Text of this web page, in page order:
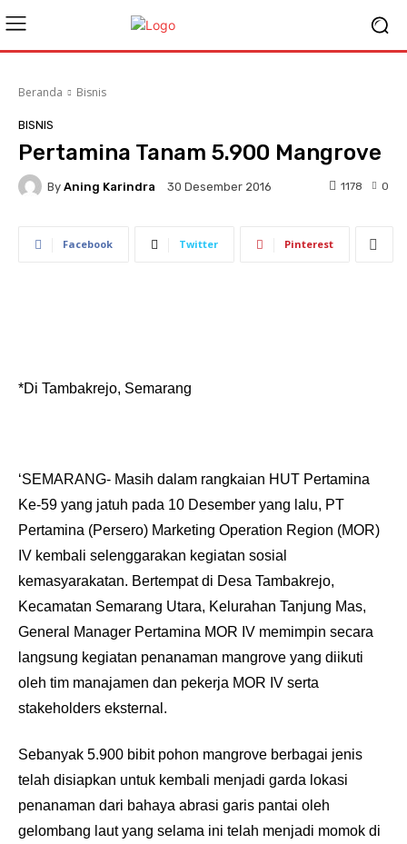
Beranda Bisnis
BISNIS
Pertamina Tanam 5.900 Mangrove
By Aning Karindra 30 Desember 2016 0
1178
Facebook Twitter Pinterest
*Di Tambakrejo, Semarang
‘SEMARANG- Masih dalam rangkaian HUT Pertamina
Ke-59 yang jatuh pada 10 Desember yang lalu, PT
Pertamina (Persero) Marketing Operation Region (MOR)
IV kembali selenggarakan kegiatan sosial
kemasyarakatan. Bertempat di Desa Tambakrejo,
Kecamatan Semarang Utara, Kelurahan Tanjung Mas,
General Manager Pertamina MOR IV memimpin secara
langsung kegiatan penanaman mangrove yang diikuti
oleh tim manajamen dan pekerja MOR IV serta
stakeholders eksternal.
Sebanyak 5.900 bibit pohon mangrove berbagai jenis
telah disiapkan untuk kembali menjadi garda lokasi
penanaman dari bahaya abrasi garis pantai oleh
gelombang laut yang selama ini telah menjadi momok di